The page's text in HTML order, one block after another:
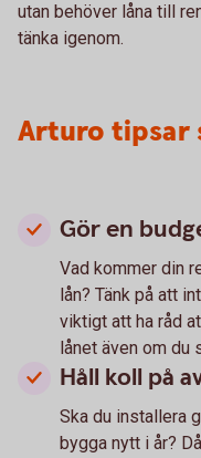
utan behöver låna till
tänka igenom.
Arturo tipsar
Gör en
Vad kommer din
lån? Tänk på att
viktigt att ha råd
lånet även om du
Håll koll på
Ska du installera
bygga nytt i år?